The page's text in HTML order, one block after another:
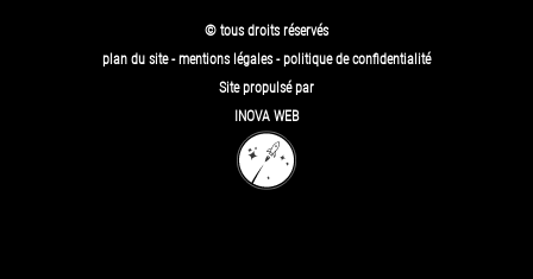
© tous droits réservés
plan du site-mentions légales-politique de confidentialité
Site propulsé par
INOVA WEB